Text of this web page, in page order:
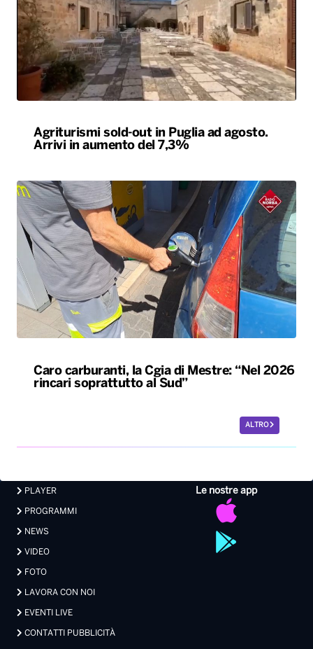
Agriturismi sold-out in Puglia ad agosto.
Arrivi in aumento del 7,3%
Caro carburanti, la Cgia di Mestre: “Nel 2026
rincari soprattutto al Sud”
ALTRO
Le nostre app
PLAYER
PROGRAMMI
NEWS
VIDEO
FOTO
LAVORA CON NOI
EVENTI LIVE
CONTATTI PUBBLICITÀ